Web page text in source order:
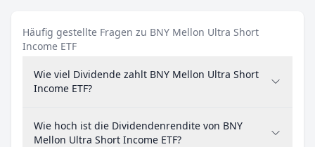
Häufig gestellte Fragen zu BNY Mellon Ultra Short
Income ETF
Wie viel Dividende zahlt BNY Mellon Ultra Short
Income ETF?
Wie hoch ist die Dividendenrendite von BNY
Mellon Ultra Short Income ETF?